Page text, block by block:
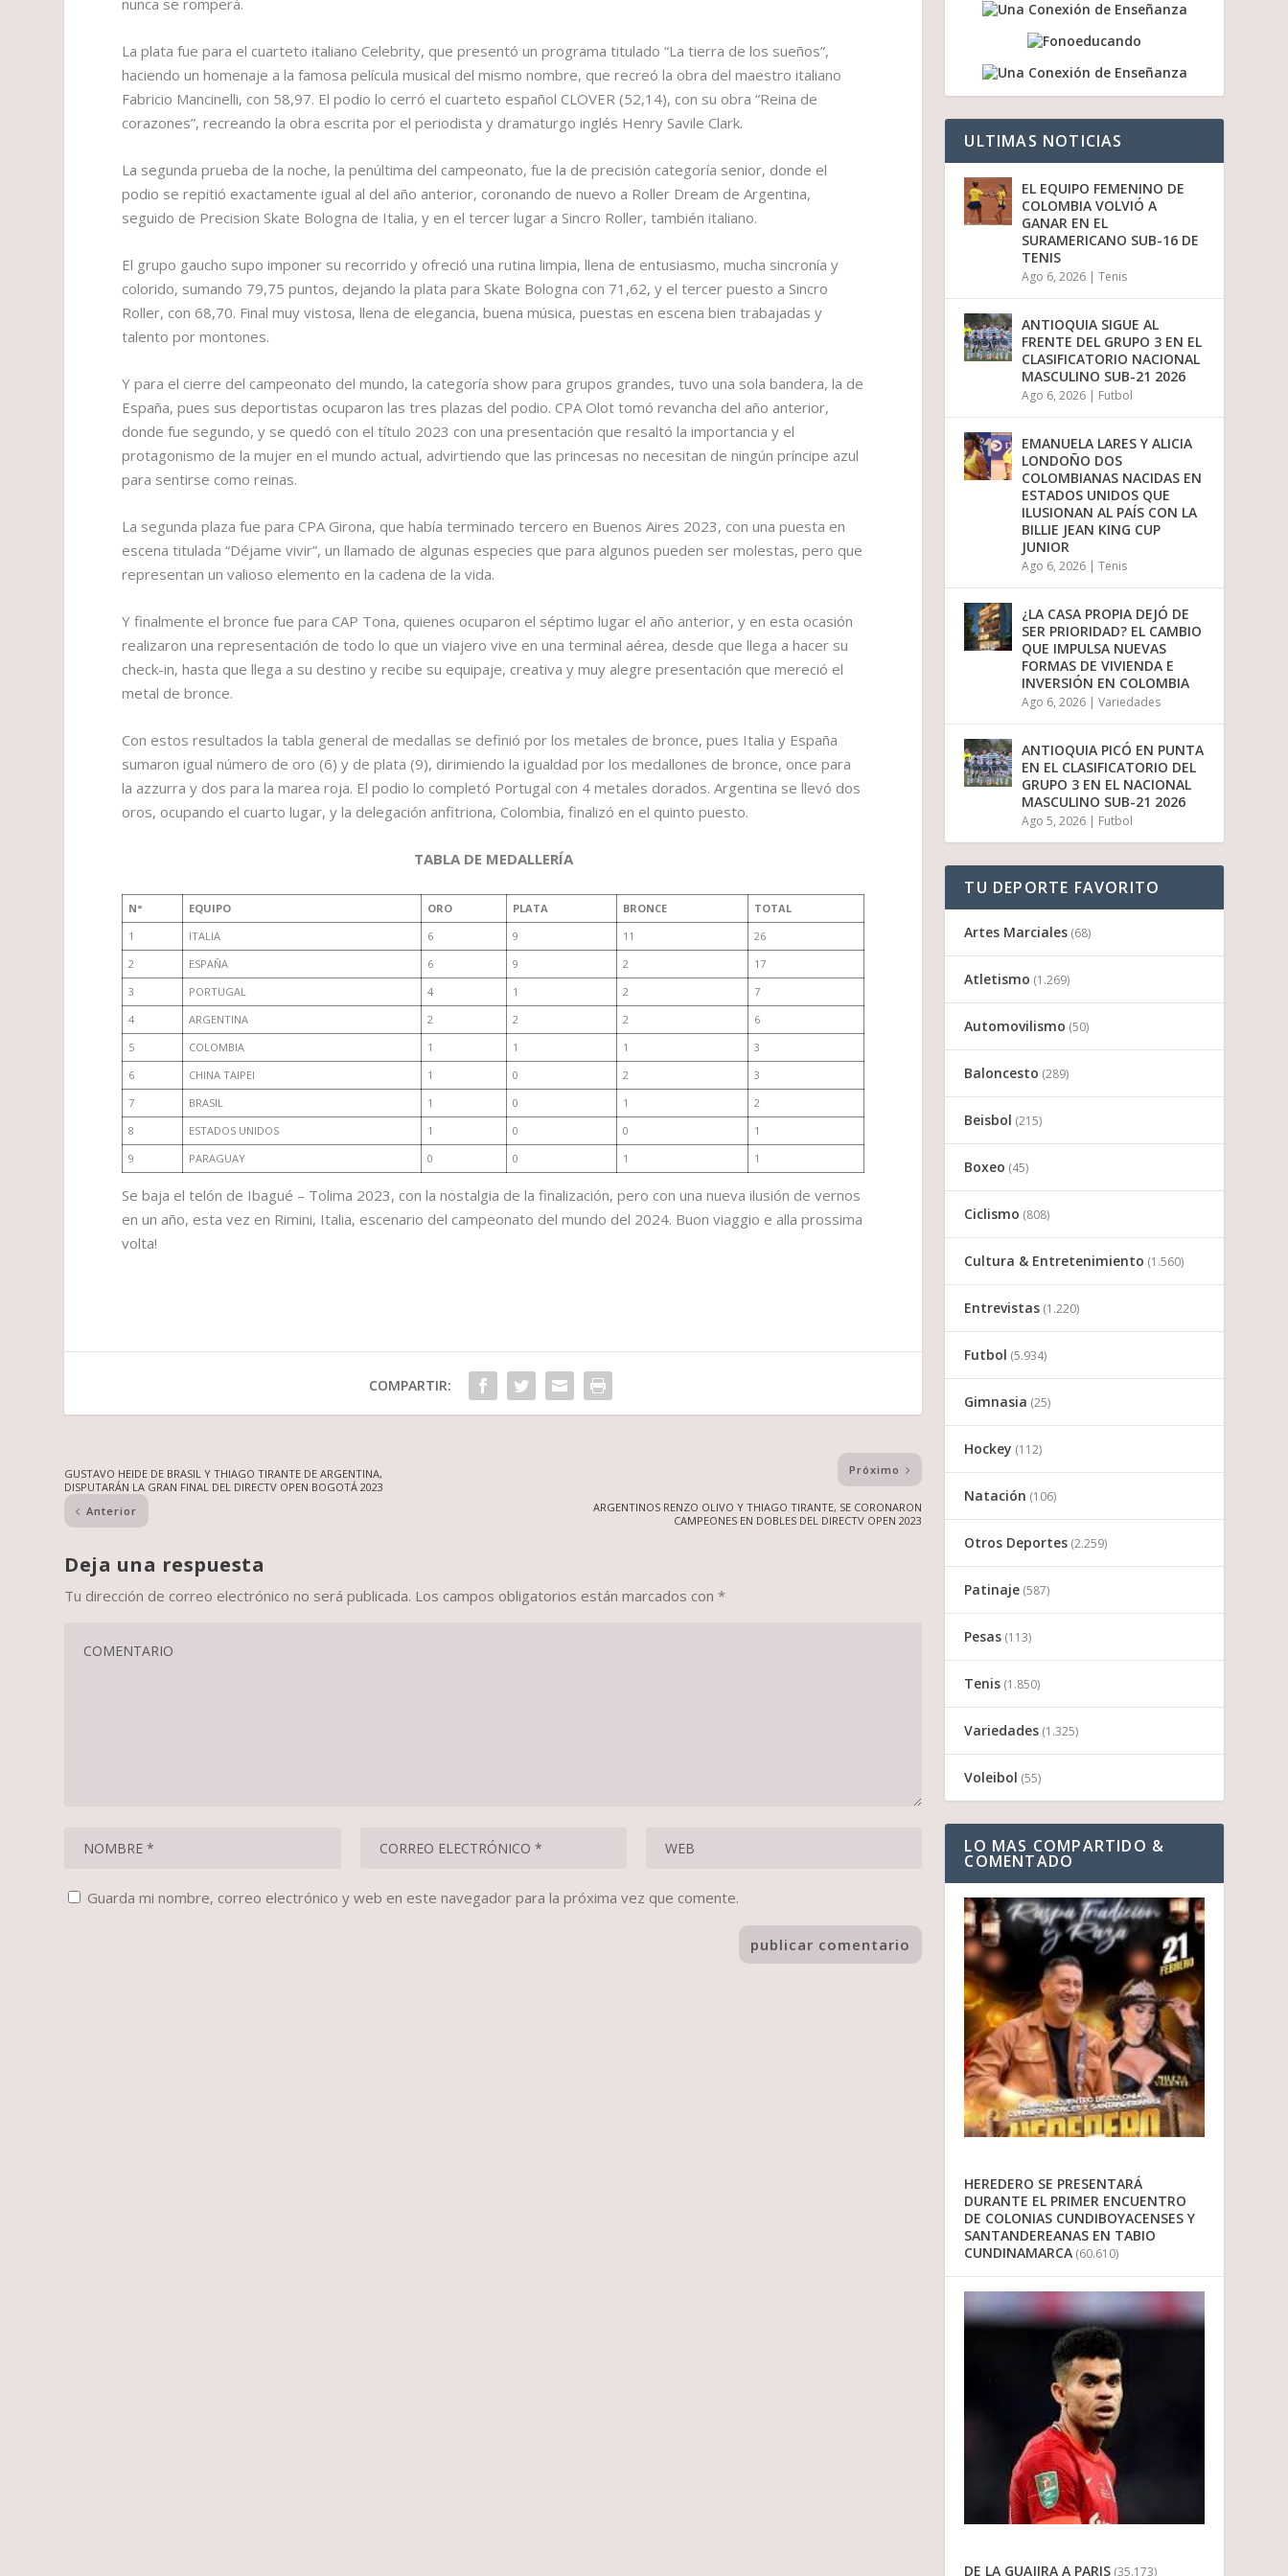
nunca se romperá.
La plata fue para el cuarteto italiano Celebrity, que presentó un programa titulado “La tierra de los sueños”,
haciendo un homenaje a la famosa película musical del mismo nombre, que recreó la obra del maestro italiano
Fabricio Mancinelli, con 58,97. El podio lo cerró el cuarteto español CLOVER (52,14), con su obra “Reina de
corazones”, recreando la obra escrita por el periodista y dramaturgo inglés Henry Savile Clark.
La segunda prueba de la noche, la penúltima del campeonato, fue la de precisión categoría senior, donde el
podio se repitió exactamente igual al del año anterior, coronando de nuevo a Roller Dream de Argentina,
seguido de Precision Skate Bologna de Italia, y en el tercer lugar a Sincro Roller, también italiano.
El grupo gaucho supo imponer su recorrido y ofreció una rutina limpia, llena de entusiasmo, mucha sincronía y
colorido, sumando 79,75 puntos, dejando la plata para Skate Bologna con 71,62, y el tercer puesto a Sincro
Roller, con 68,70. Final muy vistosa, llena de elegancia, buena música, puestas en escena bien trabajadas y
talento por montones.
Y para el cierre del campeonato del mundo, la categoría show para grupos grandes, tuvo una sola bandera, la de
España, pues sus deportistas ocuparon las tres plazas del podio. CPA Olot tomó revancha del año anterior,
donde fue segundo, y se quedó con el título 2023 con una presentación que resaltó la importancia y el
protagonismo de la mujer en el mundo actual, advirtiendo que las princesas no necesitan de ningún príncipe azul
para sentirse como reinas.
La segunda plaza fue para CPA Girona, que había terminado tercero en Buenos Aires 2023, con una puesta en
escena titulada “Déjame vivir”, un llamado de algunas especies que para algunos pueden ser molestas, pero que
representan un valioso elemento en la cadena de la vida.
Y finalmente el bronce fue para CAP Tona, quienes ocuparon el séptimo lugar el año anterior, y en esta ocasión
realizaron una representación de todo lo que un viajero vive en una terminal aérea, desde que llega a hacer su
check-in, hasta que llega a su destino y recibe su equipaje, creativa y muy alegre presentación que mereció el
metal de bronce.
Con estos resultados la tabla general de medallas se definió por los metales de bronce, pues Italia y España
sumaron igual número de oro (6) y de plata (9), dirimiendo la igualdad por los medallones de bronce, once para
la azzurra y dos para la marea roja. El podio lo completó Portugal con 4 metales dorados. Argentina se llevó dos
oros, ocupando el cuarto lugar, y la delegación anfitriona, Colombia, finalizó en el quinto puesto.
TABLA DE MEDALLERÍA
N° EQUIPO ORO PLATA BRONCE
TOTAL
1
ITALIA 6 9 11
26
2
ESPAÑA 6 9 2
17
3
PORTUGAL 4 1 2
7
4
ARGENTINA 2 2 2
6
5
COLOMBIA 1 1 1
3
6
CHINA TAIPEI 1 0 2
3
7
BRASIL 1 0 1
2
8
ESTADOS UNIDOS 1 0 0
1
9
PARAGUAY 0 0 1 1
Se baja el telón de Ibagué – Tolima 2023, con la nostalgia de la finalización, pero con una nueva ilusión de vernos
en un año, esta vez en Rimini, Italia, escenario del campeonato del mundo del 2024. Buon viaggio e alla prossima
volta!
COMPARTIR:
GUSTAVO HEIDE DE BRASIL Y THIAGO TIRANTE DE ARGENTINA,
DISPUTARÁN LA GRAN FINAL DEL DIRECTV OPEN BOGOTÁ 2023
Anterior
Próximo
ARGENTINOS RENZO OLIVO Y THIAGO TIRANTE, SE CORONARON
CAMPEONES EN DOBLES DEL DIRECTV OPEN 2023
Deja una respuesta
Tu dirección de correo electrónico no será publicada. Los campos obligatorios están marcados con*
Guarda mi nombre, correo electrónico y web en este navegador para la próxima vez que comente.
/
a
p
a
e
a
d
i
s
i
u
r
e
l
u
m
e
n
.
ULTIMAS NOTICIAS
EL EQUIPO FEMENINO DE
COLOMBIA VOLVIÓ A
GANAR EN EL
SURAMERICANO SUB-16 DE
TENIS
Ago 6, 2026 |Tenis
ANTIOQUIA SIGUE AL
FRENTE DEL GRUPO 3 EN EL
CLASIFICATORIO NACIONAL
MASCULINO SUB-21 2026
Ago 6, 2026 | Futbol
EMANUELA LARES Y ALICIA
LONDOÑO DOS
COLOMBIANAS NACIDAS EN
ESTADOS UNIDOS QUE
ILUSIONAN AL PAÍS CON LA
BILLIE JEAN KING CUP
JUNIOR
Ago 6, 2026 |Tenis
¿LA CASA PROPIA DEJÓ DE
SER PRIORIDAD? EL CAMBIO
QUE IMPULSA NUEVAS
FORMAS DE VIVIENDA E
INVERSIÓN EN COLOMBIA
Ago 6, 2026 |Variedades
ANTIOQUIA PICÓ EN PUNTA
EN EL CLASIFICATORIO DEL
GRUPO 3 EN EL NACIONAL
MASCULINO SUB-21 2026
Ago 5, 2026 | Futbol
TU DEPORTE FAVORITO
Artes Marciales (68)
Atletismo (1.269)
Automovilismo (50)
Baloncesto (289)
Beisbol (215)
Boxeo (45)
Ciclismo (808)
Cultura & Entretenimiento (1.560)
Entrevistas (1.220)
Futbol (5.934)
Gimnasia (25)
Hockey (112)
Natación (106)
Otros Deportes (2.259)
Patinaje (587)
Pesas (113)
Tenis (1.850)
Variedades (1.325)
Voleibol (55)
LO MAS COMPARTIDO &
COMENTADO
HEREDERO SE PRESENTARÁ
DURANTE EL PRIMER ENCUENTRO
DE COLONIAS CUNDIBOYACENSES Y
SANTANDEREANAS EN TABIO
CUNDINAMARCA (60.610)
DE LA GUAJIRA A PARIS (35.173)